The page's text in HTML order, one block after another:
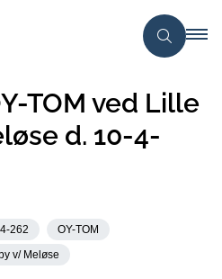
TOM ved Lille
d. 10-4-
262
OY-TOM
v/ Meløse